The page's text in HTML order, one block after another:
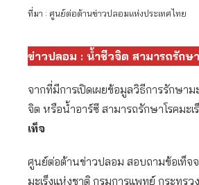
ที่มา : ศูนย์ต่อต้านข่าวปลอมแห่งประเทศไทย
ข่าวปลอม : น้ำชีวจิต สามารถรักษา
จากที่มีการเปิดเผยข้อมูลวิธีการรักษาม
จิต หรือน้ำอาร์ซี สามารถรักษาโรคมะเ
เท็จ
ศูนย์ต่อต้านข่าวปลอม สอบถามข้อเท็จ
มะเร็งแห่งชาติ กรมการแพทย์ กระทร